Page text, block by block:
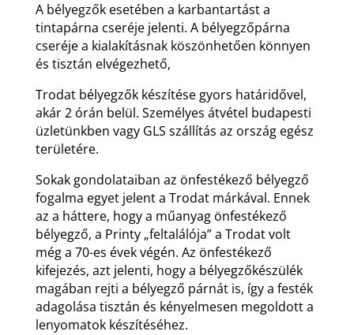
A bélyegzők esetében a karbantartást a
tintapárna cseréje jelenti. A bélyegzőpárna
cseréje a kialakításnak köszönhetően könnyen
és tisztán elvégezhető,
Trodat bélyegzők készítése gyors határidővel,
akár 2 órán belül. Személyes átvétel budapesti
üzletünkben vagy GLS szállítás az ország egész
területére.
Sokak gondolataiban az önfestékező bélyegző
fogalma egyet jelent a Trodat márkával. Ennek
az a háttere, hogy a műanyag önfestékező
bélyegző, a Printy „feltalálója” a Trodat volt
még a 70-es évek végén. Az önfestékező
kifejezés, azt jelenti, hogy a bélyegzőkészülék
magában rejti a bélyegző párnát is, így a festék
adagolása tisztán és kényelmesen megoldott a
lenyomatok készítéséhez.